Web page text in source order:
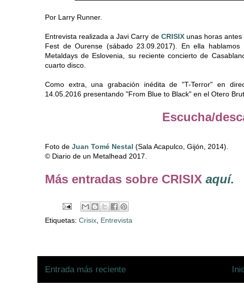
Por Larry Runner.
Entrevista realizada a Javi Carry de CRISIXunas horas antes
Fest de Ourense (sábado 23.09.2017). En ella
Metaldays de Eslovenia, su reciente concierto de
cuarto disco.
Como extra, una grabación inédita de "T-Terror" en
14.05.2016 presentando "From Blue to Black" en el Otero
Escucha/
Foto de Juan Tomé Nestal (Sala Acapulco, Gijón, 2014).
© Diario de un Metalhead 2017.
Más entradas sobre CRISIX aquí.
Etiquetas: Crisix, Entrevista
Entrada más reciente